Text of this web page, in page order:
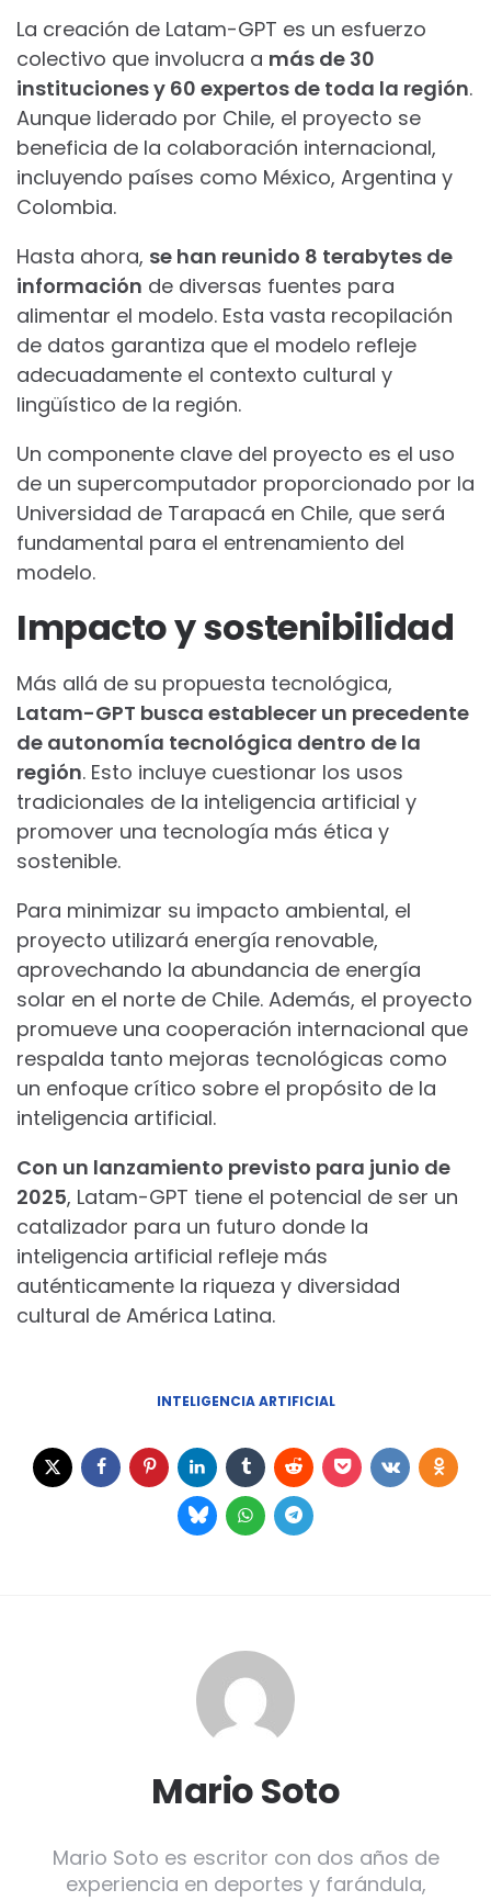
La creación de Latam-GPT es un esfuerzo
colectivo que involucra a más de 30
instituciones y 60 expertos de toda la región.
Aunque liderado por Chile, el proyecto se
beneficia de la colaboración internacional,
incluyendo países como México, Argentina y
Colombia.
Hasta ahora, se han reunido 8 terabytes de
información de diversas fuentes para
alimentar el modelo. Esta vasta recopilación
de datos garantiza que el modelo refleje
adecuadamente el contexto cultural y
lingüístico de la región.
Un componente clave del proyecto es el uso
de un supercomputador proporcionado por la
Universidad de Tarapacá en Chile, que será
fundamental para el entrenamiento del
modelo.
Impacto y sostenibilidad
Más allá de su propuesta tecnológica,
Latam-GPT busca establecer un precedente
de autonomía tecnológica dentro de la
región. Esto incluye cuestionar los usos
tradicionales de la inteligencia artificial y
promover una tecnología más ética y
sostenible.
Para minimizar su impacto ambiental, el
proyecto utilizará energía renovable,
aprovechando la abundancia de energía
solar en el norte de Chile. Además, el proyecto
promueve una cooperación internacional que
respalda tanto mejoras tecnológicas como
un enfoque crítico sobre el propósito de la
inteligencia artificial.
Con un lanzamiento previsto para junio de
2025, Latam-GPT tiene el potencial de ser un
catalizador para un futuro donde la
inteligencia artificial refleje más
auténticamente la riqueza y diversidad
cultural de América Latina.
INTELIGENCIA ARTIFICIAL
Mario Soto
Mario Soto es escritor con dos años de
experiencia en deportes y farándula,